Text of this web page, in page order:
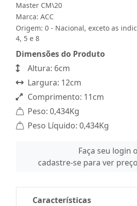
Master CM\20
Marca: ACC
Origem: 0 - Nacional, exceto as
4, 5 e 8
Dimensões do Produto
Altura: 6cm
Largura: 12cm
Comprimento: 11cm
Peso: 0,434Kg
Peso Líquido: 0,434Kg
Faça seu login
cadastre-se para ver
Características